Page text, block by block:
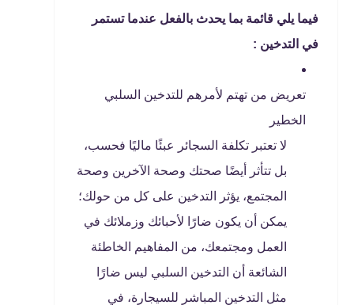
فيما يلي قائمة بما يحدث بالفعل عندما تستمر
في التدخين :
تعريض من تهتم لأمرهم للتدخين السلبي
الخطير
لا تعتبر تكلفة السجائر عبئًا ماليًا فحسب،
بل تتأثر أيضًا صحتك وصحة الآخرين وصحة
المجتمع، يؤثر التدخين على كل من حولك؛
يمكن أن يكون ضارًا لأحبائك وزملائك في
العمل ومجتمعك، من المفاهيم الخاطئة
الشائعة أن التدخين السلبي ليس ضارًا
مثل التدخين المباشر للسيجارة، في